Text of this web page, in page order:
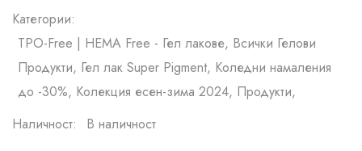
Категории:
TPO-Free | HEMA Free - Гел лакове, Всички Гелови
Продукти, Гел лак Super Pigment, Коледни намаления
до -30%, Колекция есен-зима 2024, Продукти,
Наличност:
В наличност